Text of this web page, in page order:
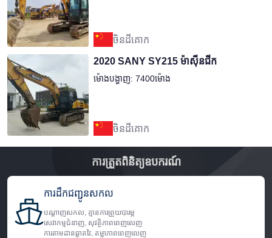
ចិនដីគោក
2020 SANY SY215 ម៉ាស៊ីនជីក
ម៉ោងបង្ហាញ: 7400ម៉ោង
ចិនដីគោក
ការត្រួតពិនិត្យឧបករណ៍
ការដឹកជញ្ជូនសកល
បណ្តាញសកល, គ្មានការព្រួយបារម្ភ
សេវាកម្មជំនាញ, សុវត្ថិភាពពេញលេញ
ការតាមដានឆ្លាតវៃ, តម្លាភាពពេញលេញ